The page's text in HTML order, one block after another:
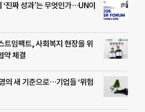
‘진짜 성과’는 무엇인가…UN이
트임팩트, 사회복지 현장을 위
약 체결
의 새 기준으로…기업들 ‘위험